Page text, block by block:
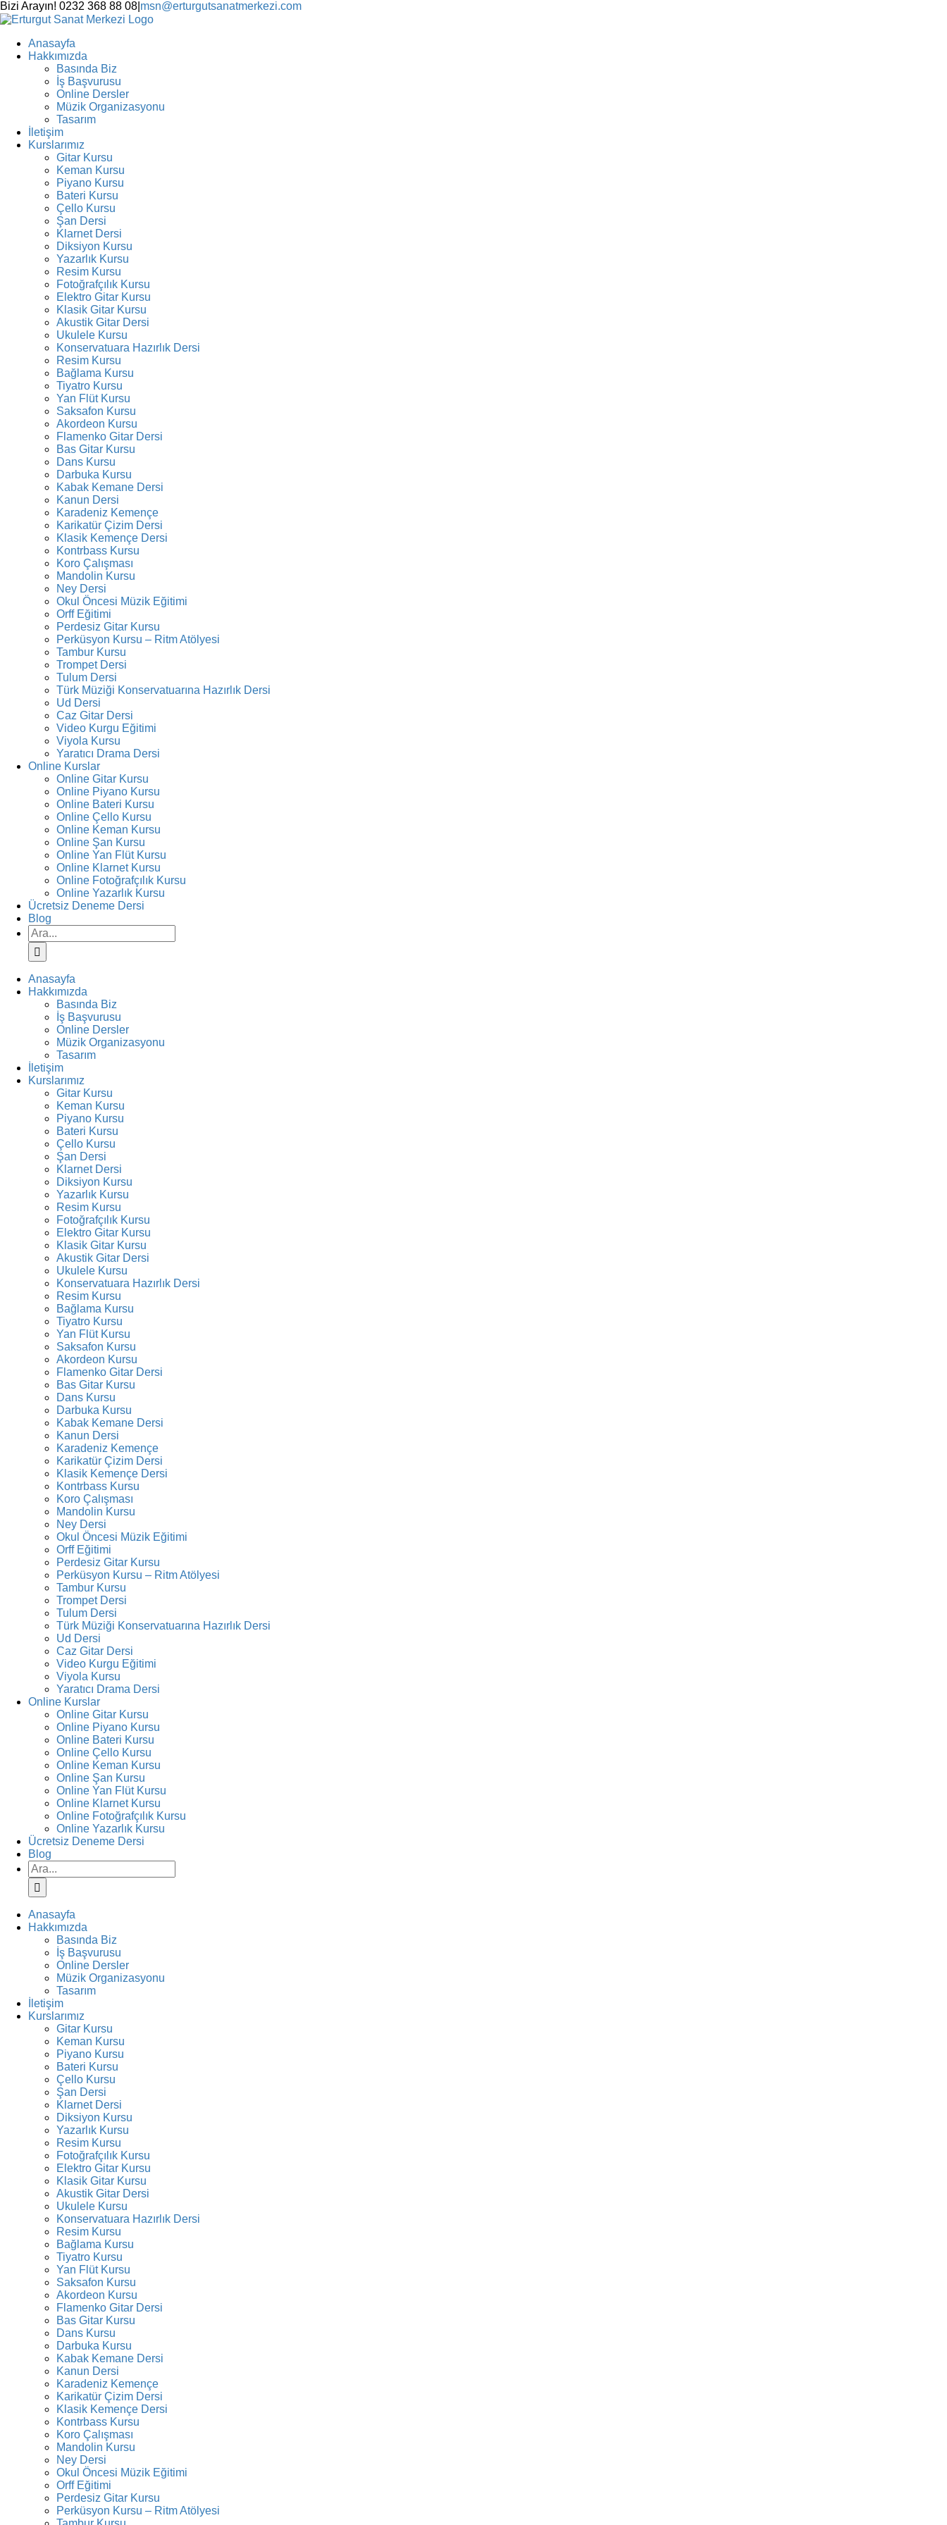
Skip
to
Bizi Arayın! 0232 368 88 08 msn@erturgutsanatmerkezi.com
Facebook
Instagram
X
YouTube
Anasayfa
Hakkımızda
Basında Biz
İş Başvurusu
Online Dersler
Müzik Organizasyonu
Tasarım
İletişim
Kurslarımız
Gitar Kursu
Keman Kursu
Piyano Kursu
Bateri Kursu
Çello Kursu
Şan Dersi
Klarnet Dersi
Diksiyon Kursu
Yazarlık Kursu
Resim Kursu
Fotoğrafçılık Kursu
Elektro Gitar Kursu
Klasik Gitar Kursu
Akustik Gitar Dersi
Ukulele Kursu
Konservatuara Hazırlık Dersi
Resim Kursu
Bağlama Kursu
Tiyatro Kursu
Yan Flüt Kursu
Saksafon Kursu
Akordeon Kursu
Flamenko Gitar Dersi
Bas Gitar Kursu
Dans Kursu
Darbuka Kursu
Kabak Kemane Dersi
Kanun Dersi
Karadeniz Kemençe
Karikatür Çizim Dersi
Klasik Kemençe Dersi
Kontrbass Kursu
Koro Çalışması
Mandolin Kursu
Ney Dersi
Okul Öncesi Müzik Eğitimi
Orff Eğitimi
Perdesiz Gitar Kursu
Perküsyon Kursu – Ritm Atölyesi
Tambur Kursu
Trompet Dersi
Tulum Dersi
Türk Müziği Konservatuarına Hazırlık Dersi
Ud Dersi
Caz Gitar Dersi
Video Kurgu Eğitimi
Viyola Kursu
Yaratıcı Drama Dersi
Online Kurslar
Online Gitar Kursu
Online Piyano Kursu
Online Bateri Kursu
Online Çello Kursu
Online Keman Kursu
Online Şan Kursu
Online Yan Flüt Kursu
Online Klarnet Kursu
Online Fotoğrafçılık Kursu
Online Yazarlık Kursu
Ücretsiz Deneme Dersi
Blog
Ara:
Anasayfa
Hakkımızda
Basında Biz
İş Başvurusu
Online Dersler
Müzik Organizasyonu
Tasarım
İletişim
Kurslarımız
Gitar Kursu
Keman Kursu
Piyano Kursu
Bateri Kursu
Çello Kursu
Şan Dersi
Klarnet Dersi
Diksiyon Kursu
Yazarlık Kursu
Resim Kursu
Fotoğrafçılık Kursu
Elektro Gitar Kursu
Klasik Gitar Kursu
Akustik Gitar Dersi
Ukulele Kursu
Konservatuara Hazırlık Dersi
Resim Kursu
Bağlama Kursu
Tiyatro Kursu
Yan Flüt Kursu
Saksafon Kursu
Akordeon Kursu
Flamenko Gitar Dersi
Bas Gitar Kursu
Dans Kursu
Darbuka Kursu
Kabak Kemane Dersi
Kanun Dersi
Karadeniz Kemençe
Karikatür Çizim Dersi
Klasik Kemençe Dersi
Kontrbass Kursu
Koro Çalışması
Mandolin Kursu
Ney Dersi
Okul Öncesi Müzik Eğitimi
Orff Eğitimi
Perdesiz Gitar Kursu
Perküsyon Kursu – Ritm Atölyesi
Tambur Kursu
Trompet Dersi
Tulum Dersi
Türk Müziği Konservatuarına Hazırlık Dersi
Ud Dersi
Caz Gitar Dersi
Video Kurgu Eğitimi
Viyola Kursu
Yaratıcı Drama Dersi
Online Kurslar
Online Gitar Kursu
Online Piyano Kursu
Online Bateri Kursu
Online Çello Kursu
Online Keman Kursu
Online Şan Kursu
Online Yan Flüt Kursu
Online Klarnet Kursu
Online Fotoğrafçılık Kursu
Online Yazarlık Kursu
Ücretsiz Deneme Dersi
Blog
Ara:
Anasayfa
Hakkımızda
Basında Biz
İş Başvurusu
Online Dersler
Müzik Organizasyonu
Tasarım
İletişim
Kurslarımız
Gitar Kursu
Keman Kursu
Piyano Kursu
Bateri Kursu
Çello Kursu
Şan Dersi
Klarnet Dersi
Diksiyon Kursu
Yazarlık Kursu
Resim Kursu
Fotoğrafçılık Kursu
Elektro Gitar Kursu
Klasik Gitar Kursu
Akustik Gitar Dersi
Ukulele Kursu
Konservatuara Hazırlık Dersi
Resim Kursu
Bağlama Kursu
Tiyatro Kursu
Yan Flüt Kursu
Saksafon Kursu
Akordeon Kursu
Flamenko Gitar Dersi
Bas Gitar Kursu
Dans Kursu
Darbuka Kursu
Kabak Kemane Dersi
Kanun Dersi
Karadeniz Kemençe
Karikatür Çizim Dersi
Klasik Kemençe Dersi
Kontrbass Kursu
Koro Çalışması
Mandolin Kursu
Ney Dersi
Okul Öncesi Müzik Eğitimi
Orff Eğitimi
Perdesiz Gitar Kursu
Perküsyon Kursu – Ritm Atölyesi